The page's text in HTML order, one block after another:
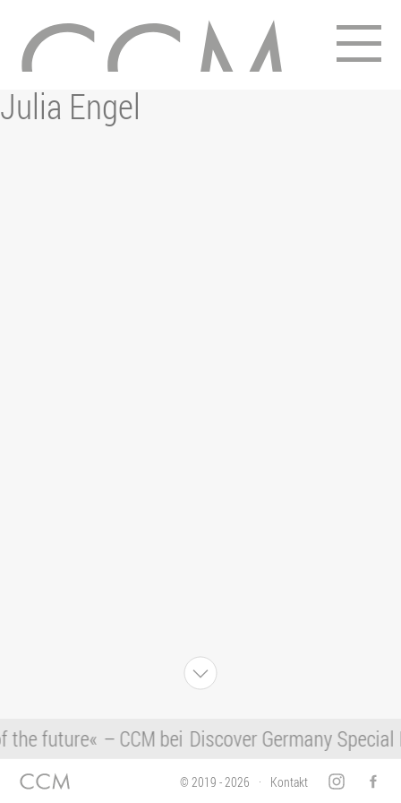
Julia Engel
the future« – CCM bei Discover Germany
© 2019 - 2026 Kontakt